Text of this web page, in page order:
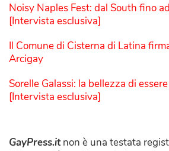
Noisy Naples Fest: dal South fino
[Intervista esclusiva]
Il Comune di Cisterna di Latina
Arcigay
Sorelle Galassi: la bellezza di
[Intervista esclusiva]
GayPress.itnon è una testata